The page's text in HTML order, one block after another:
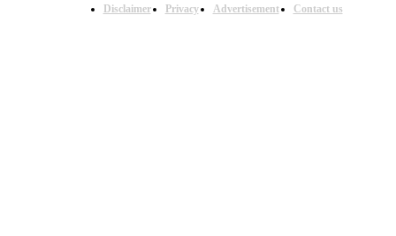
Disclaimer Privacy Advertisement Contact us